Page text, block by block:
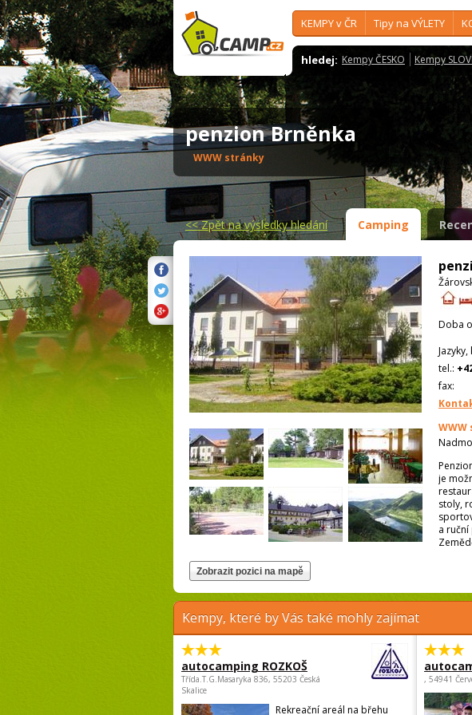
KEMPY v ČR Tipy na VÝLETY
hledej: Kempy ČESKO Kempy
penzion Brněnka
WWW stránky
<<Zpět na výsledky hledání Camping
Doba
tel.:
fax:
je
stoly,
a
Kempy, které by Vás také mohly zajímat
autocamping ROZKOŠ
Třída.T.G.Masaryka 836, 55203 Česká
Skalice
Rekreační areál na břehu
, 54941